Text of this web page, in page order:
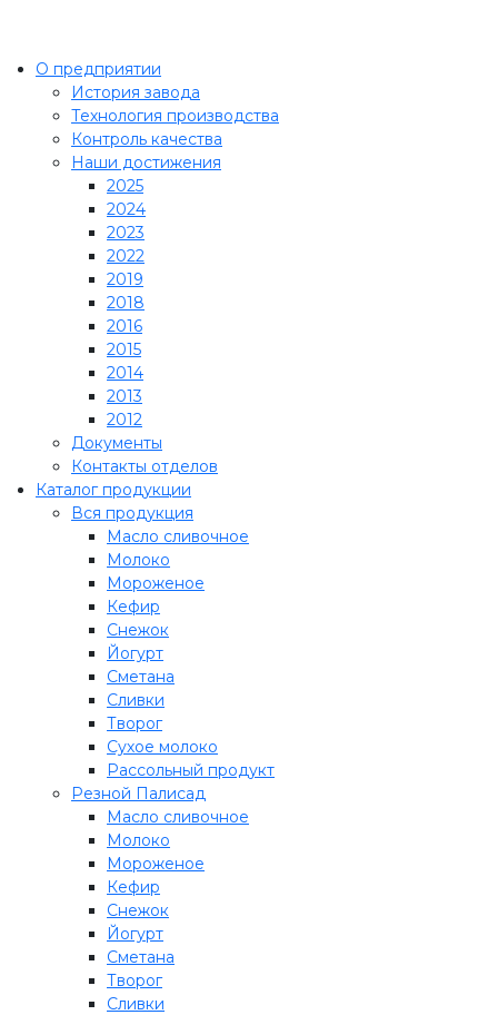
О предприятии
История завода
Технология производства
Контроль качества
Наши достижения
2025
2024
2023
2022
2019
2018
2016
2015
2014
2013
2012
Документы
Контакты отделов
Каталог продукции
Вся продукция
Масло сливочное
Молоко
Мороженое
Кефир
Снежок
Йогурт
Сметана
Сливки
Творог
Сухое молоко
Рассольный продукт
Резной Палисад
Масло сливочное
Молоко
Мороженое
Кефир
Снежок
Йогурт
Сметана
Творог
Сливки